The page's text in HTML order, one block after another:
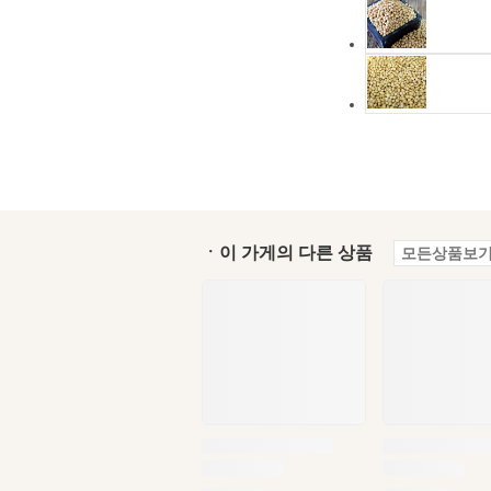
ㆍ이 가게의 다른 상품 모든상품보